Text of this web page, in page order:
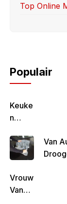
Top Online
Populair
Keuke
N
–
Gezon
Lekke
R &
Van
Vrouw
Van